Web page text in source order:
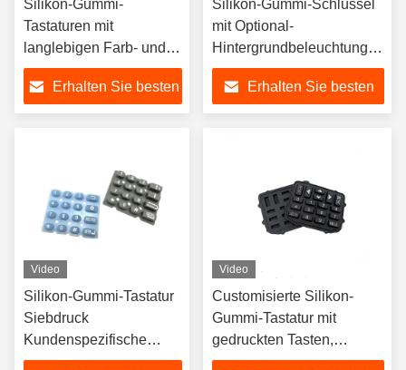
Silikon-Gummi-
Tastaturen mit
langlebigen Farb- und
Oberflächenoptionen
Erhalten Sie besten
Silikon-Gummi-Schlüssel
mit Optional-
Hintergrundbeleuchtung
zur Helligkeitskontrolle
Erhalten Sie besten
Video
Silikon-Gummi-Tastatur
Siebdruck
Kundenspezifische
Größe Silikon-Gummi-
Video
Customisierte Silikon-
Gummi-Tastatur mit
gedruckten Tasten,
Fernbedienung